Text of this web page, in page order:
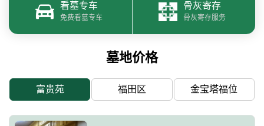
看墓专车
免费看墓专车
骨灰寄存
骨灰寄存服务
墓地价格
富贵苑 福田区 金宝塔福位